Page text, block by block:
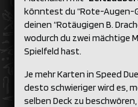
könntest du “Rote-Augen-
deinen “Rotäugigen B.
wodurch du zwei mächtige
Spielfeld hast.
Je mehr Karten in Speed
desto schwieriger wird es,
selben Deck zu